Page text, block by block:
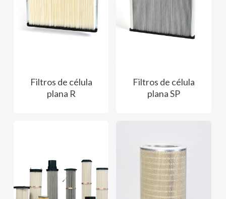
Filtros de célula
plana R
Filtros de célula
plana SP